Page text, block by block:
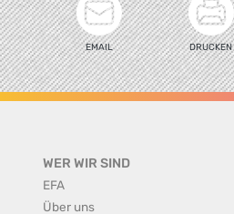
EMAIL DRUCKEN
WER WIR SIND
EFA
Über uns